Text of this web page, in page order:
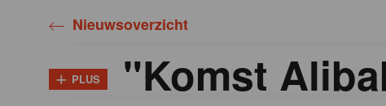
Nieuwsoverzicht
+ PLUS
"Komst